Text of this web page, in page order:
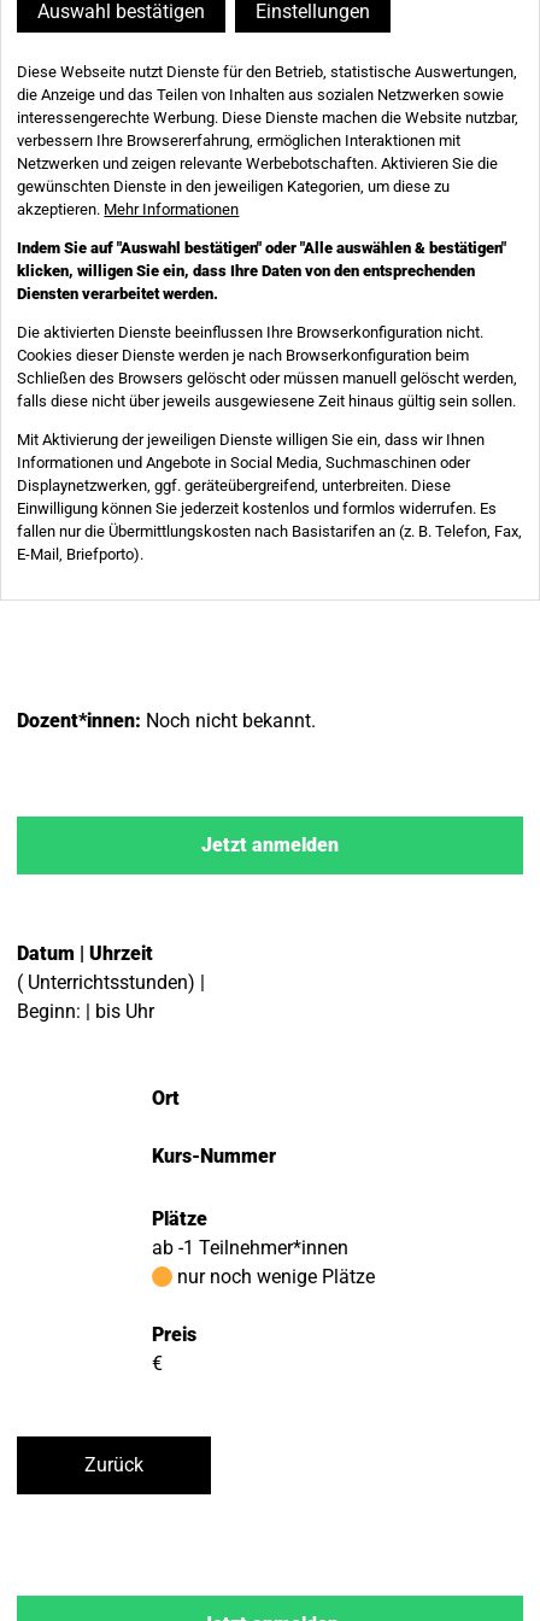
Dozent*innen: Noch nicht bekannt.
Jetzt anmelden
Datum | Uhrzeit
( Unterrichtsstunden) |
Beginn: | bis Uhr
Ort
Kurs-Nummer
Plätze
ab -1 Teilnehmer*innen
nur noch wenige Plätze
Preis
€
Zurück